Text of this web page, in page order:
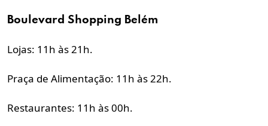
Boulevard Shopping Belém
Lojas: 11h às 21h.
Praça de Alimentação: 11h às 22h.
Restaurantes: 11h às 00h.